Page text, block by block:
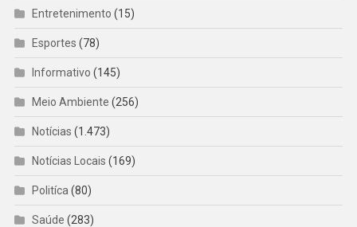
Entretenimento (15)
Esportes (78)
Informativo (145)
Meio Ambiente (256)
Notícias (1.473)
Notícias Locais (169)
Politíca (80)
Saúde (283)